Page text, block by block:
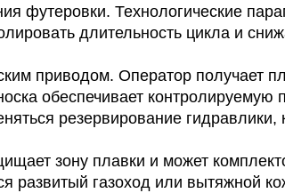
футеровки. Технологические
длительность цикла и
приводом. Оператор получает
обеспечивает
резервирование
зону плавки и может
развитый газоход или вытяжной